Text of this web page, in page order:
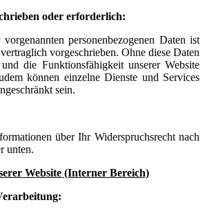
oder erforderlich:
personenbezogenen Daten ist
vorgeschrieben. Ohne diese Daten
die Funktionsfähigkeit unserer Website
können einzelne Dienste und Services
sein.
über Ihr Widerspruchsrecht nach
unten.
Website (Interner Bereich)